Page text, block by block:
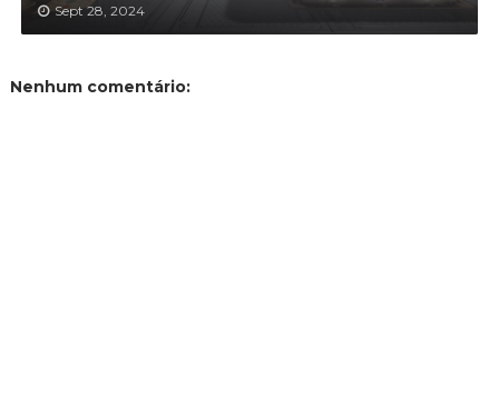
Sept 28, 2024
Nenhum comentário: